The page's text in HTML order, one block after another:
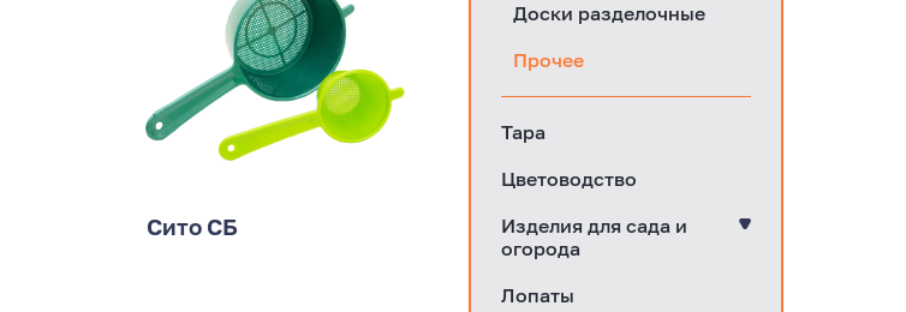
Сито СБ
Доски разделочные
Прочее
Тара
Цветоводство
Изделия для сада и
огорода
Лопаты